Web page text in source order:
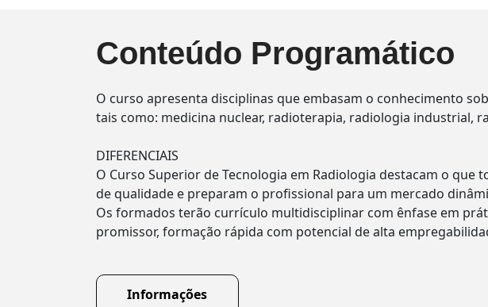
Conteúdo Programático
O curso apresenta disciplinas que embasam o conhecimento
tais como: medicina nuclear, radioterapia, radiologia industrial,
DIFERENCIAIS
O Curso Superior de Tecnologia em Radiologia destacam o
de qualidade e preparam o profissional para um mercado
Os formados terão currículo multidisciplinar com ênfase em
promissor, formação rápida com potencial de alta
Informações